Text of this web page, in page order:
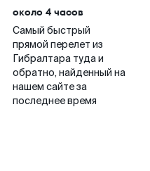
около 4 часов
Самый быстрый
прямой перелет из
Гибралтара туда и
обратно, найденный на
нашем сайте за
последнее время